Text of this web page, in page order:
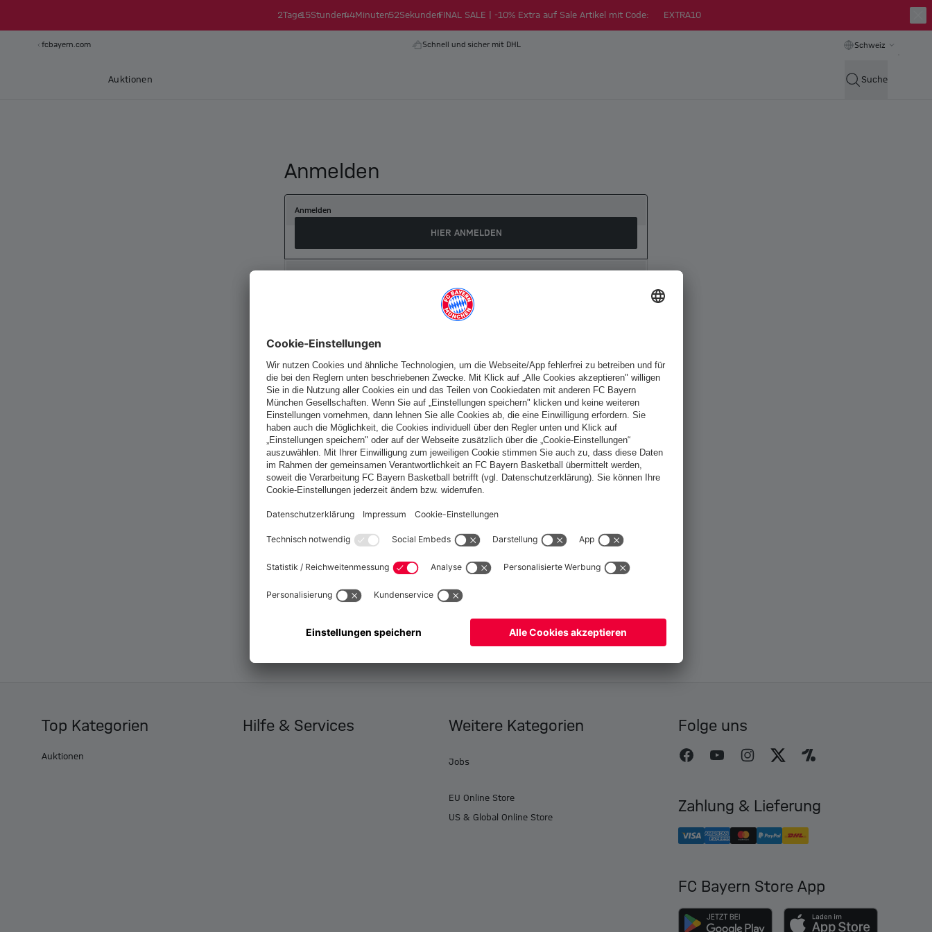
2Tage15Stunden44Minuten52SekundenFINAL SALE | -10% Extra auf Sale Artikel mit Code: EXTRA10
fcbayern.com Schnell und sicher mit DHL Schweiz
Auktionen Suche
Anmelden
Anmelden
HIER ANMELDEN
Top Kategorien
Auktionen
Hilfe & Services Weitere Kategorien
Jobs
EU Online Store
US & Global Online Store
Folge uns
Zahlung & Lieferung
FC Bayern Store App
Möchtest du im StoreSchweizbleiben?
Ja,Schweiz, um dorthin zu liefern!